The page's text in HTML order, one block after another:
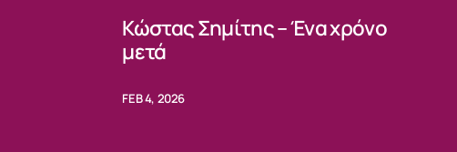
Κώστας Σημίτης – Ένα χρόνο
μετά
FEB 4, 2026